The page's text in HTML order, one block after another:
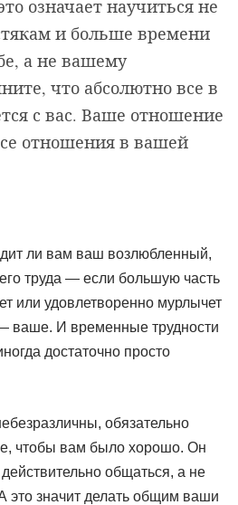
означает научиться не
и больше времени
а не вашему
что абсолютно все в
с вас. Ваше отношение
отношения в вашей
ли вам ваш возлюбленный,
труда — если большую часть
или удовлетворенно мурлычет
ваше. И временные трудности
достаточно просто
обязательно
чтобы вам было хорошо. Он
общаться, а не
это значит делать общим ваши